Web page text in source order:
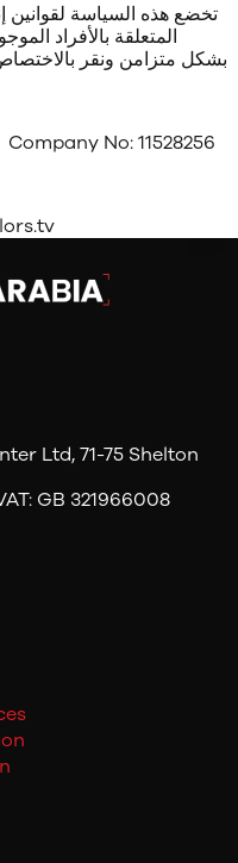
تخضع هذه السياسة لقوانين
المتعلقة بالأفراد
No: 11528256
Ltd, 71-75 Shelton
GB 321966008